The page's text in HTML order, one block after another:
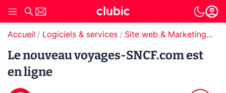
Accueil Logiciels & services Site web & Marketing Digital
Le nouveau voyages-SNCF.com est
en ligne